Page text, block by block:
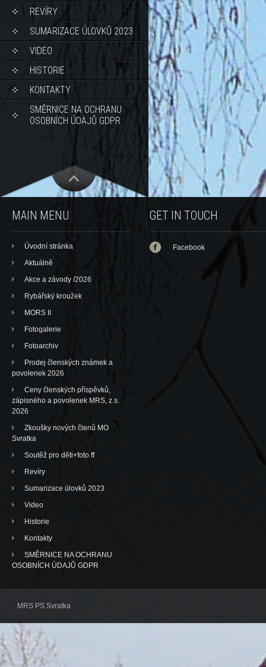
REVÍRY
SUMARIZACE ÚLOVKŮ 2023
VIDEO
HISTORIE
KONTAKTY
SMĚRNICE NA OCHRANU
OSOBNÍCH ÚDAJŮ GDPR
MAIN MENU
Úvodní stránka
Aktuálně
Akce a závody /2026
Rybářský kroužek
MORS II
Fotogalerie
Fotoarchiv
Prodej členských známek a
povolenek 2026
Ceny členských příspěvků,
zápisného a povolenek MRS, z.s.
2026
Zkoušky nových členů MO
Svratka
Soutěž pro děti+foto ff
Revíry
Sumarizace úlovků 2023
Video
Historie
Kontakty
SMĚRNICE NA OCHRANU
OSOBNÍCH ÚDAJŮ GDPR
GET IN TOUCH
Facebook
MRS PS Svratka